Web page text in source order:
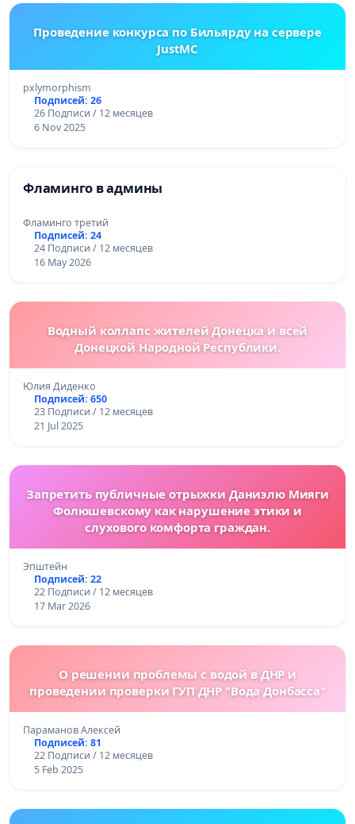
Проведение конкурса по Бильярду на сервере
JustMC
pxlymorphism
Подписей: 26
26 Подписи / 12 месяцев
6 Nov 2025
Фламинго в админы
Фламинго третий
Подписей: 24
24 Подписи / 12 месяцев
16 May 2026
Водный коллапс жителей Донецка и всей
Донецкой Народной Республики.
Юлия Диденко
Подписей: 650
23 Подписи / 12 месяцев
21 Jul 2025
Запретить публичные отрыжки Даниэлю Мияги
Фолюшевскому как нарушение этики и
слухового комфорта граждан.
Эпштейн
Подписей: 22
22 Подписи / 12 месяцев
17 Mar 2026
О решении проблемы с водой в ДНР и
проведении проверки ГУП ДНР "Вода Донбасса"
Параманов Алексей
Подписей: 81
22 Подписи / 12 месяцев
5 Feb 2025